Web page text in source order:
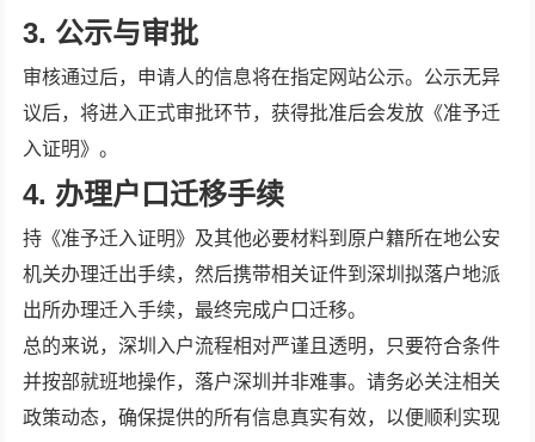
3. 公示与审批
审核通过后，申请人的信息将在指定网站公示。公示无异
议后，将进入正式审批环节，获得批准后会发放《准予迁
入证明》。
4. 办理户口迁移手续
持《准予迁入证明》及其他必要材料到原户籍所在地公安
机关办理迁出手续，然后携带相关证件到深圳拟落户地派
出所办理迁入手续，最终完成户口迁移。
总的来说，深圳入户流程相对严谨且透明，只要符合条件
并按部就班地操作，落户深圳并非难事。请务必关注相关
政策动态，确保提供的所有信息真实有效，以便顺利实现